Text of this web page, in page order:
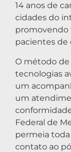
14 anos de
cidades do
promovendo
pacientes de
O método de
tecnologias
um
um
Federal de
permeia
contato ao